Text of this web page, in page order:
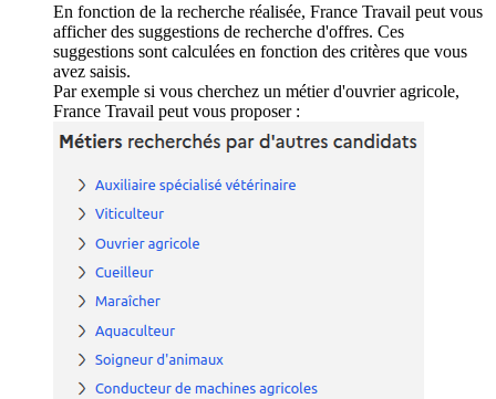
En fonction de la recherche réalisée, France Travail peut vous
afficher des suggestions de recherche d'offres. Ces
suggestions sont calculées en fonction des critères que vous
avez saisis.
Par exemple si vous cherchez un métier d'ouvrier agricole,
France Travail peut vous proposer :